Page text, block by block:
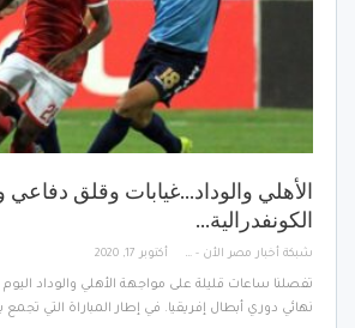
الأهلي والوداد…غيابات وقلق دفاعي
الكونفدرالية…
شبكة أخبار مصر الأن - Egypt News Network Now أكتوبر 17, 2020
تفصلنا ساعات قليلة على مواجهة الأهلي والوداد
نهائي دوري أبطال إفريقيا. في إطار المباراة التي